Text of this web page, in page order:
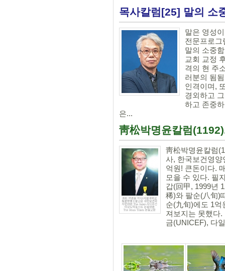
목사칼럼[25] 말의 소
말은 영성
전문프로그
말의 소중
교회 교정
격의 현 주
러분의 됨
인격이며,
경외하고
하고 존중
은...
靑松박명윤칼럼
靑松박명윤칼럼
사, 한국보건영양
억원! 큰돈이다.
모을 수 있다. 필
갑(回甲, 1999년
稀)와 팔순(八旬)
순(九旬)에도 1억
져보지는 못했다
금(UNICEF), 다